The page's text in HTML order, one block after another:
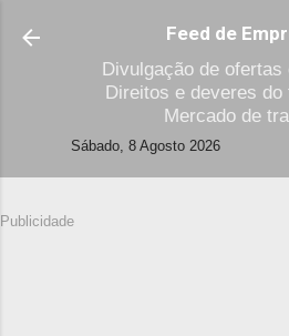
Avançar para o
Feed de
Divulgação de ofertas
Direitos e deveres do
Mercado de
Sábado, 8 Agosto 2026
Publicidade